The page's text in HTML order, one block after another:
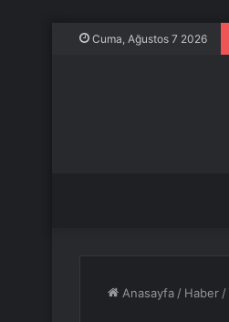
Cuma, Ağustos 7 2026
Anasayfa / Haber /